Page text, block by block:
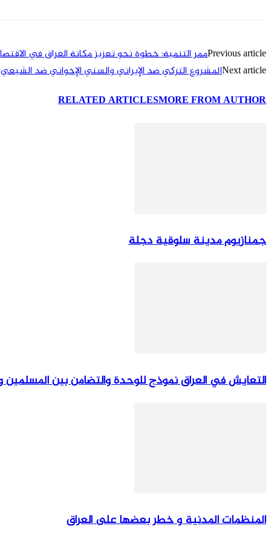
Previous articleممر التنمية: خطوة نحو تعزيز مكانة العراق في
Next articleالمشروع التركي ضد الإيراني والسني الإخواني ضد الشيعي
RELATED ARTICLESMORE FROM AUTHOR
جمنازيوم مدينة سلوقية دجلة
التعايش في العراق نموذج للوحدة والتضامن بين
المنظمات المدنية و خطر بعضها علی العراق